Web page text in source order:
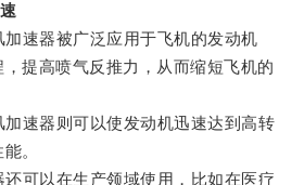
速器被广泛应用于飞机的发动机
提高喷气反推力，从而缩短飞机的
速器则可以使发动机迅速达到高转
。
以在生产领域使用，比如在医疗